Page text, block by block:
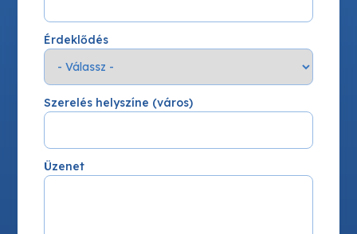
Érdeklődés
Szerelés helyszíne (város)
Üzenet